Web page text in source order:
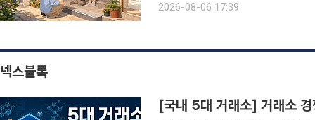
처, 방문 돌봄까지 연결하는 주거 지
2026-08-06 17:39
넥스블록
[국내 5대 거래소] 거래소 경